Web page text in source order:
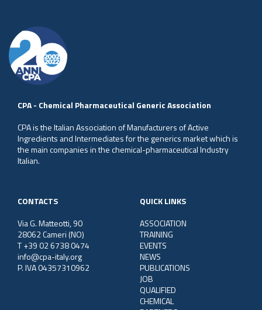
CPA - Chemical Pharmaceutical Generic Association
CPA is the Italian Association of Manufacturers of Active
Ingredients and Intermediates for the generics market which is
the main companies in the chemical-pharmaceutical Industry
Italian.
CONTACTS
Via G. Matteotti, 90
28062 Cameri (NO)
T +39 02 6738 0474
info@cpa-italy.org
P. IVA 04357310962
QUICK LINKS
ASSOCIATION
TRAINING
EVENTS
NEWS
PUBLICATIONS
JOB
QUALIFIED
CHEMICAL